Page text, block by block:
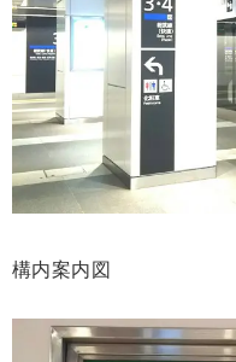
構内案内図